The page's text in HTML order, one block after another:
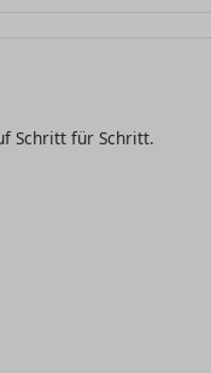
Schritt für Schritt.